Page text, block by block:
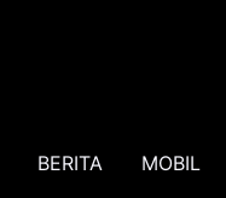
BERITA MOBIL